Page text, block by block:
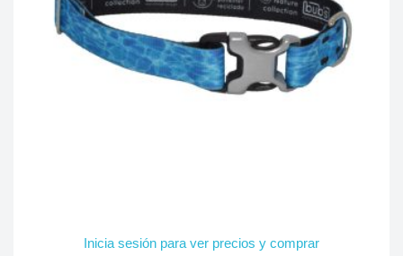
Inicia sesión para ver precios y comprar